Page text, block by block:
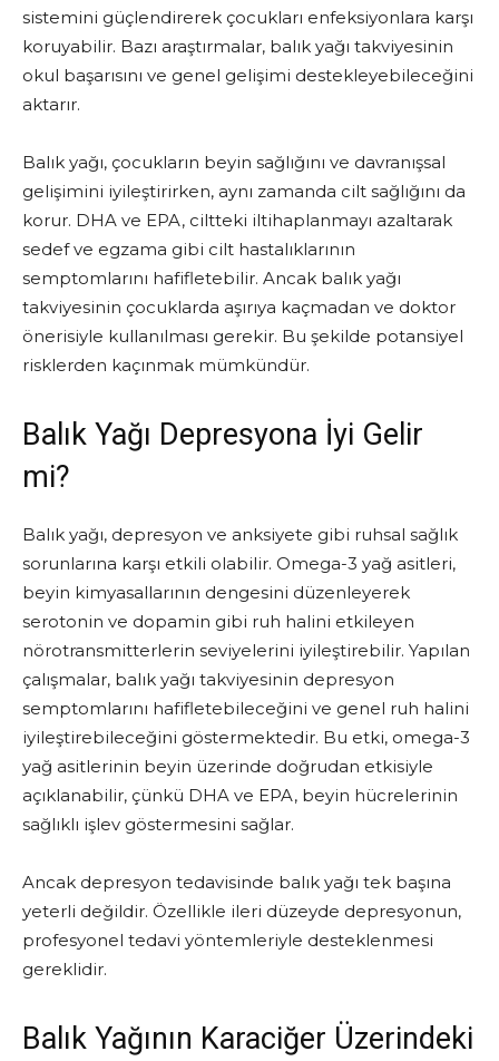
sistemini güçlendirerek çocukları enfeksiyonlara karşı
koruyabilir. Bazı araştırmalar, balık yağı takviyesinin
okul başarısını ve genel gelişimi destekleyebileceğini
aktarır.
Balık yağı, çocukların beyin sağlığını ve davranışsal
gelişimini iyileştirirken, aynı zamanda cilt sağlığını da
korur. DHA ve EPA, ciltteki iltihaplanmayı azaltarak
sedef ve egzama gibi cilt hastalıklarının
semptomlarını hafifletebilir. Ancak balık yağı
takviyesinin çocuklarda aşırıya kaçmadan ve doktor
önerisiyle kullanılması gerekir. Bu şekilde potansiyel
risklerden kaçınmak mümkündür.
Balık Yağı Depresyona İyi Gelir
mi?
Balık yağı, depresyon ve anksiyete gibi ruhsal sağlık
sorunlarına karşı etkili olabilir. Omega-3 yağ asitleri,
beyin kimyasallarının dengesini düzenleyerek
serotonin ve dopamin gibi ruh halini etkileyen
nörotransmitterlerin seviyelerini iyileştirebilir. Yapılan
çalışmalar, balık yağı takviyesinin depresyon
semptomlarını hafifletebileceğini ve genel ruh halini
iyileştirebileceğini göstermektedir. Bu etki, omega-3
yağ asitlerinin beyin üzerinde doğrudan etkisiyle
açıklanabilir, çünkü DHA ve EPA, beyin hücrelerinin
sağlıklı işlev göstermesini sağlar.
Ancak depresyon tedavisinde balık yağı tek başına
yeterli değildir. Özellikle ileri düzeyde depresyonun,
profesyonel tedavi yöntemleriyle desteklenmesi
gereklidir.
Balık Yağının Karaciğer Üzerindeki